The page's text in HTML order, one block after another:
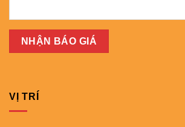
VỊ TRÍ